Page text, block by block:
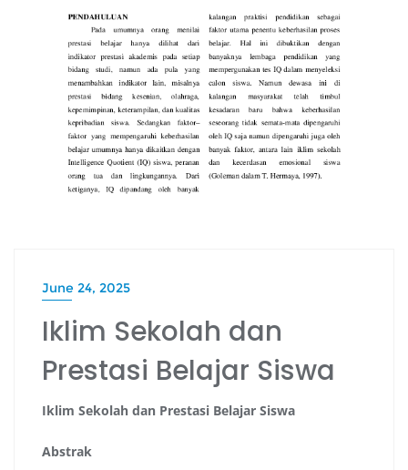
June 24, 2025
Iklim Sekolah dan
Prestasi Belajar Siswa
Iklim Sekolah dan Prestasi Belajar Siswa
Abstrak